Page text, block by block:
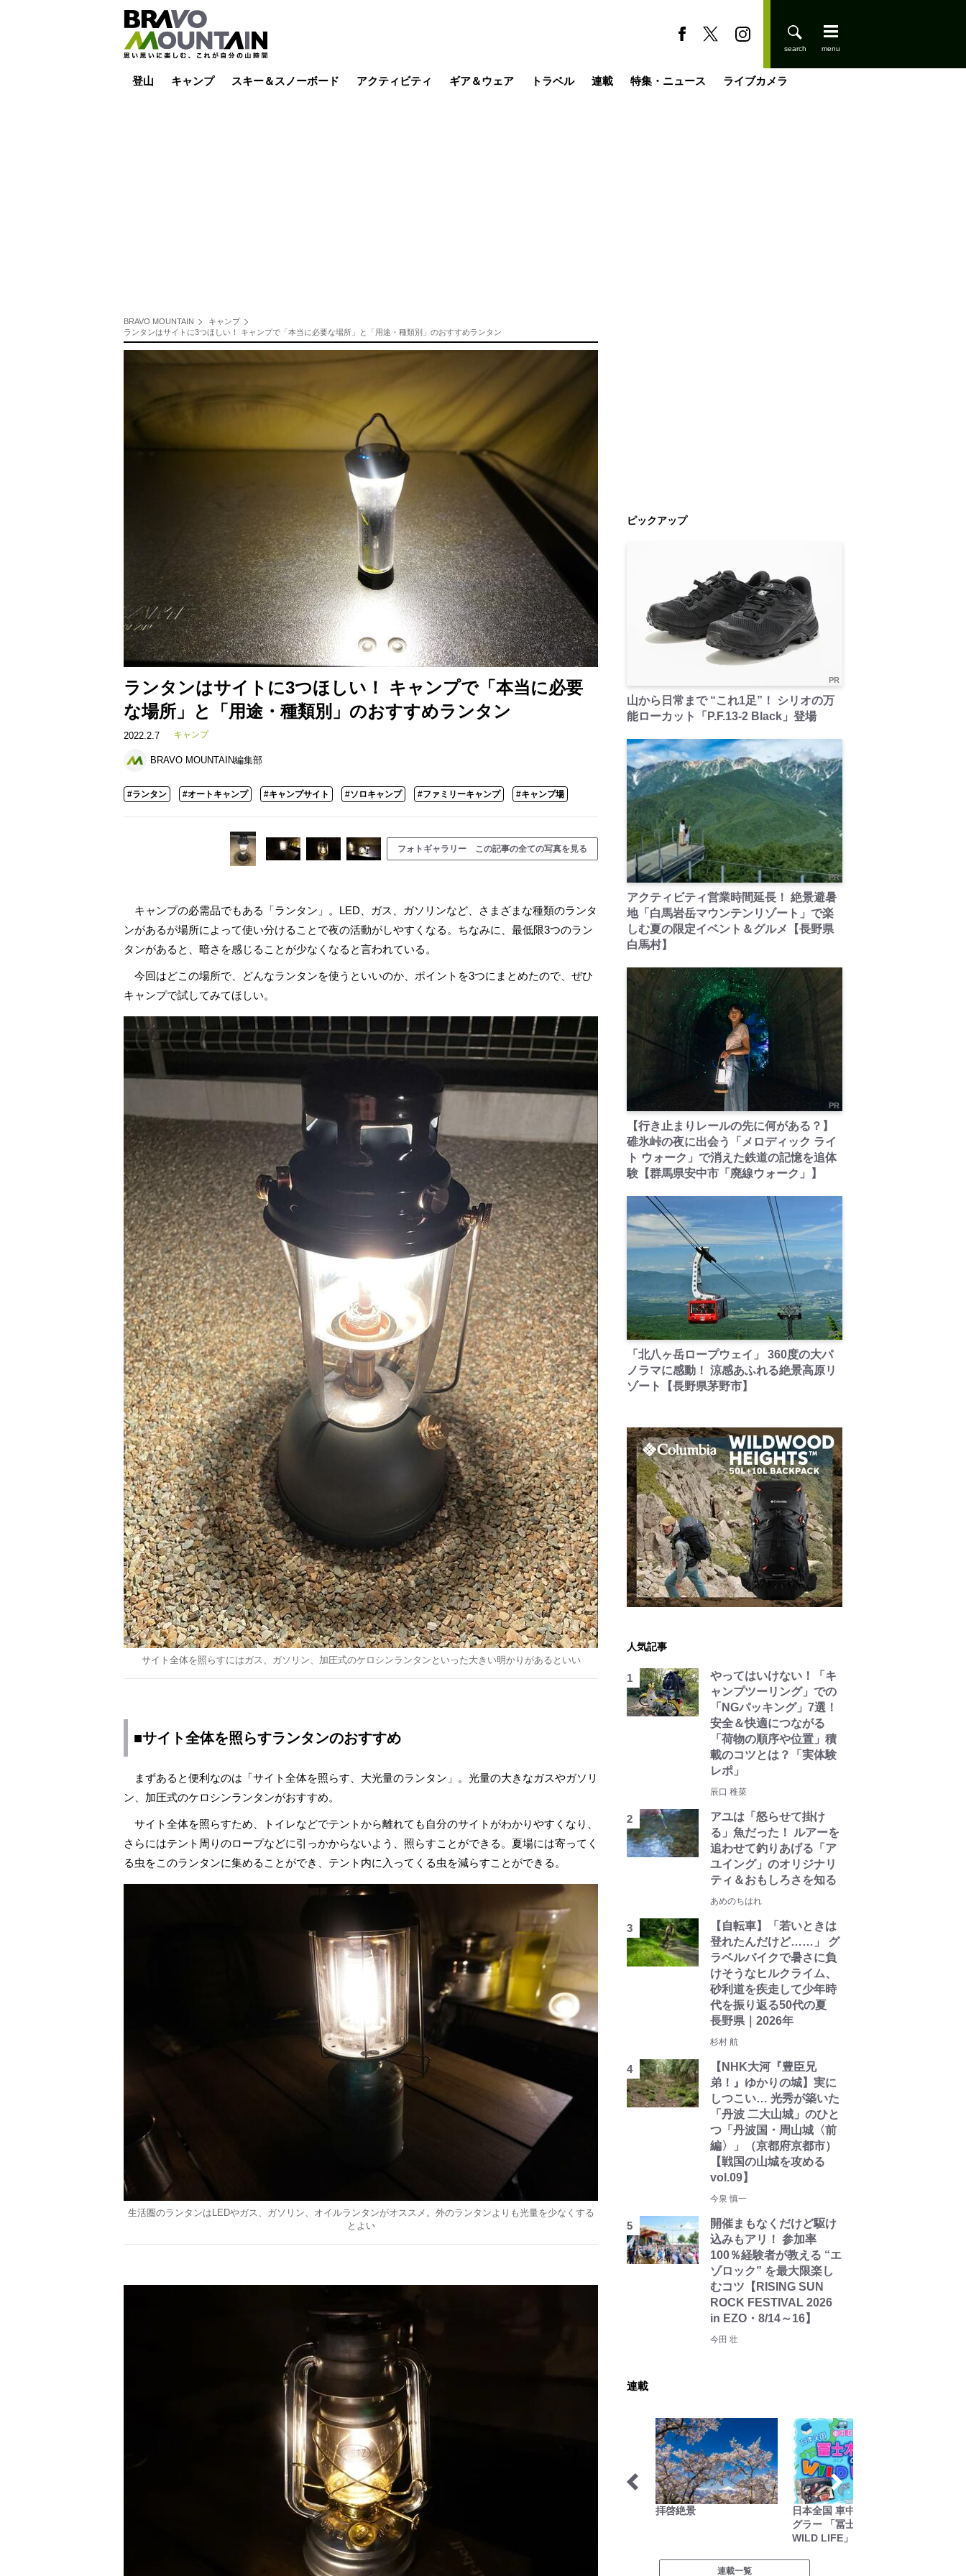
登山 キャンプ スキー＆スノーボード アクティビティ ギア＆ウェア トラベル 連載 特集・ニュース ライブカメラ
BRAVO MOUNTAIN
キャンプ
ランタンはサイトに3つほしい！ キャンプで「本当に必要な場所」と「用途・種類別」のおすすめランタン
ランタンはサイトに3つほしい！ キャンプで「本当に必要
な場所」と「用途・種類別」のおすすめランタン
2022.2.7 キャンプ
BRAVO MOUNTAIN編集部
#ランタン #オートキャンプ #キャンプサイト #ソロキャンプ #ファミリーキャンプ #キャンプ場
フォトギャラリー この記事の全ての写真を見る
キャンプの必需品でもある「ランタン」。LED、ガス、ガソリンなど、さまざまな種類のランタ
ンがあるが場所によって使い分けることで夜の活動がしやすくなる。ちなみに、最低限3つのラン
タンがあると、暗さを感じることが少なくなると言われている。
今回はどこの場所で、どんなランタンを使うといいのか、ポイントを3つにまとめたので、ぜひ
キャンプで試してみてほしい。
サイト全体を照らすにはガス、ガソリン、加圧式のケロシンランタンといった大きい明かりがあるといい
■サイト全体を照らすランタンのおすすめ
まずあると便利なのは「サイト全体を照らす、大光量のランタン」。光量の大きなガスやガソリ
ン、加圧式のケロシンランタンがおすすめ。
サイト全体を照らすため、トイレなどでテントから離れても自分のサイトがわかりやすくなり、
さらにはテント周りのロープなどに引っかからないよう、照らすことができる。夏場には寄ってく
る虫をこのランタンに集めることができ、テント内に入ってくる虫を減らすことができる。
生活圏のランタンはLEDやガス、ガソリン、オイルランタンがオススメ。外のランタンよりも光量を少なくする
とよい
ピックアップ
PR
山から日常まで “これ1足”！ シリオの万
能ローカット「P.F.13-2 Black」登場
PR
アクティビティ営業時間延長！ 絶景避暑
地「白馬岩岳マウンテンリゾート」で楽
しむ夏の限定イベント＆グルメ【長野県
白馬村】
PR
【行き止まりレールの先に何がある？】
碓氷峠の夜に出会う「メロディック ライ
ト ウォーク」で消えた鉄道の記憶を追体
験【群馬県安中市「廃線ウォーク」】
PR
「北八ヶ岳ロープウェイ」 360度の大パ
ノラマに感動！ 涼感あふれる絶景高原リ
ゾート【長野県茅野市】
人気記事
やってはいけない！「キ
ャンプツーリング」での
「NGパッキング」7選！
安全＆快適につながる
「荷物の順序や位置」積
載のコツとは？「実体験
レポ」
辰口 稚菜
アユは「怒らせて掛け
る」魚だった！ ルアーを
追わせて釣りあげる「ア
ユイング」のオリジナリ
ティ＆おもしろさを知る
あめのちはれ
【自転車】「若いときは
登れたんだけど……」 グ
ラベルバイクで暑さに負
けそうなヒルクライム、
砂利道を疾走して少年時
代を振り返る50代の夏
長野県｜2026年
杉村 航
【NHK大河『豊臣兄
弟！』ゆかりの城】実に
しつこい… 光秀が築いた
「丹波 二大山城」のひと
つ「丹波国・周山城〈前
編〉」（京都府京都市）
【戦国の山城を攻める
vol.09】
今泉 慎一
開催まもなくだけど駆け
込みもアリ！ 参加率
100％経験者が教える “エ
ゾロック” を最大限楽し
むコツ【RISING SUN
ROCK FESTIVAL 2026
in EZO・8/14～16】
今田 壮
連載
サバイバル登山家を撮る 拝啓絶景
日本全国 車中泊女性アン
グラー 「冨士木耶奈の
WILD LIFE」
連載一覧